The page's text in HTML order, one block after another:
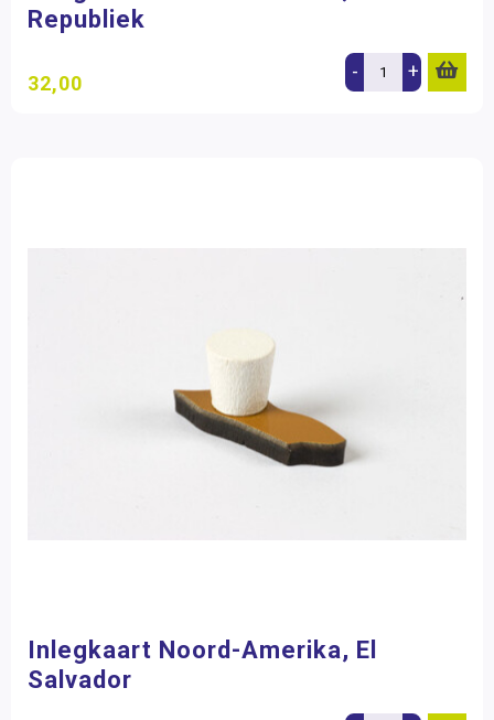
Republiek
32,00 - +
Inlegkaart Noord-Amerika, El
Salvador